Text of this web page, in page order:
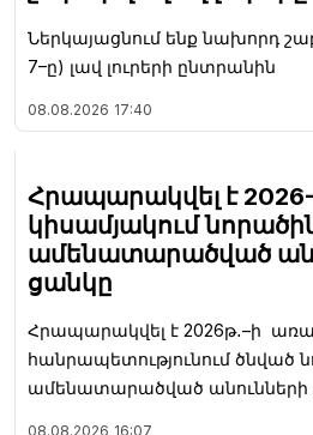
Ներկայացնում ենք նախորդ
7–ը) լավ լուրերի ընտրանին
08.08.2026 17:40
Հրապարակվել է
կիսամյակում
ամենատարածված
ցանկը
Հրապարակվել է 2026թ․–ի
հանրապետությունում ծնված
ամենատարածված անունների
08.08.2026 16:07